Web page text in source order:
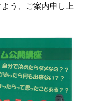
う、ご案内申し上